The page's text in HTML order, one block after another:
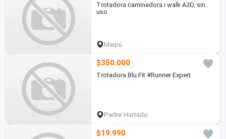
Trotadora caminadora i walk A3D, sin
uso
Maipú
$350.000
Trotadora Blu Fit #Runner Expert
Padre Hurtado
$19.990